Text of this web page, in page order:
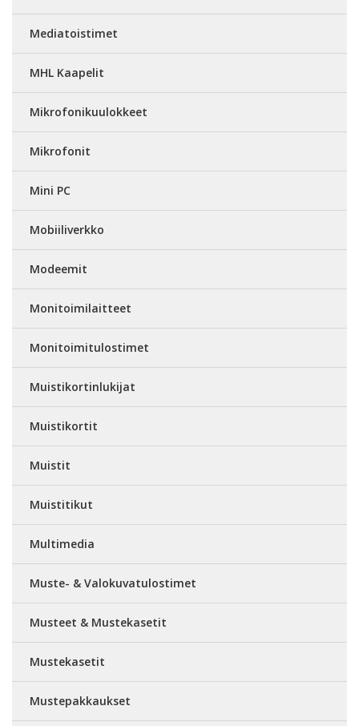
Mediatoistimet
MHL Kaapelit
Mikrofonikuulokkeet
Mikrofonit
Mini PC
Mobiiliverkko
Modeemit
Monitoimilaitteet
Monitoimitulostimet
Muistikortinlukijat
Muistikortit
Muistit
Muistitikut
Multimedia
Muste- & Valokuvatulostimet
Musteet & Mustekasetit
Mustekasetit
Mustepakkaukset